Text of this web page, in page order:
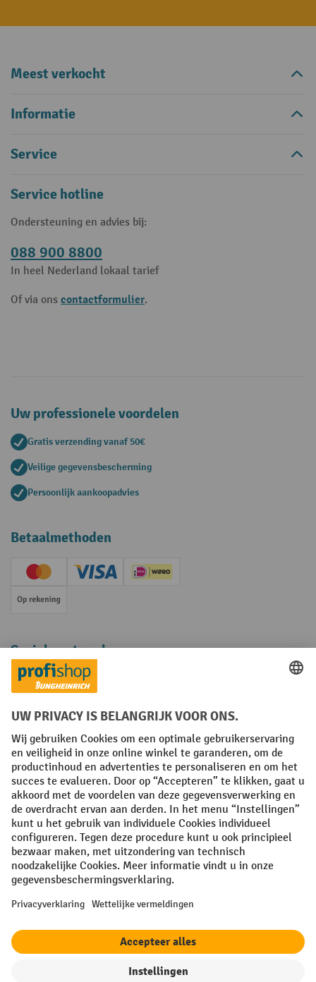
Meest verkocht
Informatie
Service
Service hotline
Ondersteuning en advies bij:
088 900 8800
In heel Nederland lokaal tarief
Of via ons contactformulier.
Uw professionele voordelen
Gratis verzending vanaf 50€
Veilige gegevensbescherming
Persoonlijk aankoopadvies
Betaalmethoden
Creditcard (Master)Creditcard (Visa)iDEAL | Wero
Op rekening
Sociale netwerken
Facebook
YouTube
LinkedInInstagram
Algemene leveringsvoorwaarden Copyright
Privacyverklaring Privacy Instellingen
All prices excl. VAT plusshipping costs and possible delivery charges,
if not stated otherwise.
¹ De korting is geldig zolang de voorraad strekt. De korting is niet van
toepassing op speciale prijzen. Een combinatie met andere
procentuele kortingen of vouchers is niet mogelijk. | ² De korting
nieuwsbrief. De voucher is 10 dagen geldig en kan online worden
korting varieert per productcategorie en is maximaal 10%. Elektrische
pallettrucks, elektrische stapelaars, elektrische heftrucks en
worden gecombineerd met andere kortingspercentages of vouchers.